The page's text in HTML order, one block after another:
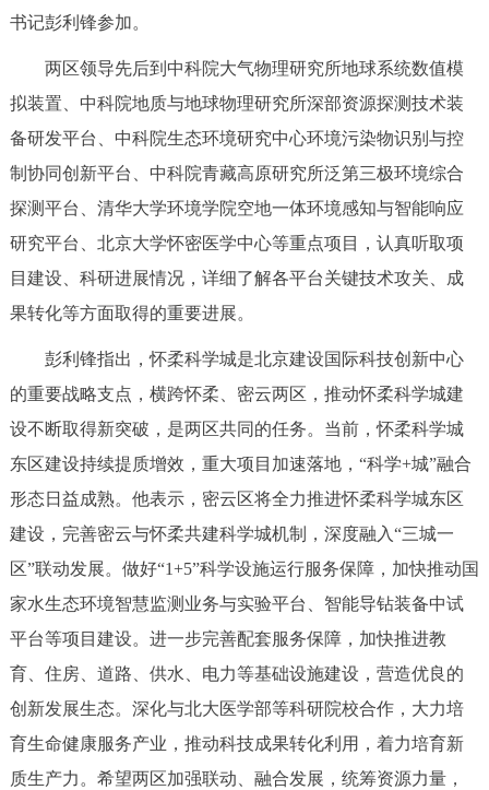
市领导
政务服务
中介服务 阳光政务
12345网上接诉即办 我要咨询 我要建议
参与调查 在线访谈 图说互动
北京概况 十六区概览 人文北京
绿色北京 图说北京 视频北京
书记彭利锋参加。
两区领导先后到中科院大气物理研究所地球系统数值模
拟装置、中科院地质与地球物理研究所深部资源探测技术装
备研发平台、中科院生态环境研究中心环境污染物识别与控
制协同创新平台、中科院青藏高原研究所泛第三极环境综合
探测平台、清华大学环境学院空地一体环境感知与智能响应
研究平台、北京大学怀密医学中心等重点项目，认真听取项
目建设、科研进展情况，详细了解各平台关键技术攻关、成
果转化等方面取得的重要进展。
彭利锋指出，怀柔科学城是北京建设国际科技创新中心
的重要战略支点，横跨怀柔、密云两区，推动怀柔科学城建
设不断取得新突破，是两区共同的任务。当前，怀柔科学城
东区建设持续提质增效，重大项目加速落地，“科学+城”融合
形态日益成熟。他表示，密云区将全力推进怀柔科学城东区
建设，完善密云与怀柔共建科学城机制，深度融入“三城一
区”联动发展。做好“1+5”科学设施运行服务保障，加快推动国
家水生态环境智慧监测业务与实验平台、智能导钻装备中试
平台等项目建设。进一步完善配套服务保障，加快推进教
育、住房、道路、供水、电力等基础设施建设，营造优良的
创新发展生态。深化与北大医学部等科研院校合作，大力培
育生命健康服务产业，推动科技成果转化利用，着力培育新
质生产力。希望两区加强联动、融合发展，统筹资源力量，